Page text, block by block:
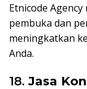
Etnicode
pembuka dan
meningkatkan
Anda.
18.Jasa